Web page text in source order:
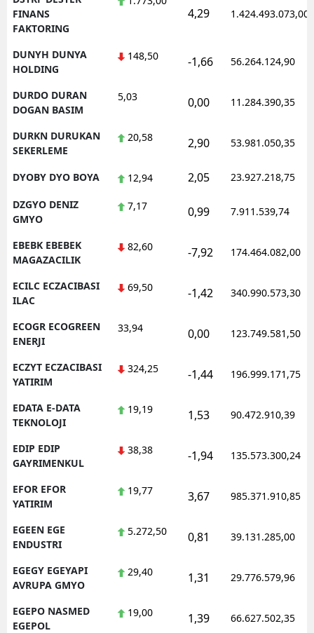
FINANS
FAKTORING
4,29 1.424.493.073,00
DUNYH DUNYA
HOLDING
148,50 -1,66 56.264.124,90
DURDO DURAN
DOGAN BASIM
5,03 0,00 11.284.390,35
DURKN DURUKAN
SEKERLEME
20,58 2,90 53.981.050,35
DYOBY DYO BOYA 12,94 2,05 23.927.218,75
DZGYO DENIZ
GMYO
7,17 0,99 7.911.539,74
EBEBK EBEBEK
MAGAZACILIK
82,60 -7,92 174.464.082,00
ECILC ECZACIBASI
ILAC
69,50 -1,42 340.990.573,30
ECOGR ECOGREEN
ENERJI
33,94 0,00 123.749.581,50
ECZYT ECZACIBASI
YATIRIM
324,25 -1,44 196.999.171,75
EDATA E-DATA
TEKNOLOJI
19,19 1,53 90.472.910,39
EDIP EDIP
GAYRIMENKUL
38,38 -1,94 135.573.300,24
EFOR EFOR
YATIRIM
19,77 3,67 985.371.910,85
EGEEN EGE
ENDUSTRI
5.272,50 0,81 39.131.285,00
EGEGY EGEYAPI
AVRUPA GMYO
29,40 1,31 29.776.579,96
EGEPO NASMED
EGEPOL
19,00 1,39 66.627.502,35